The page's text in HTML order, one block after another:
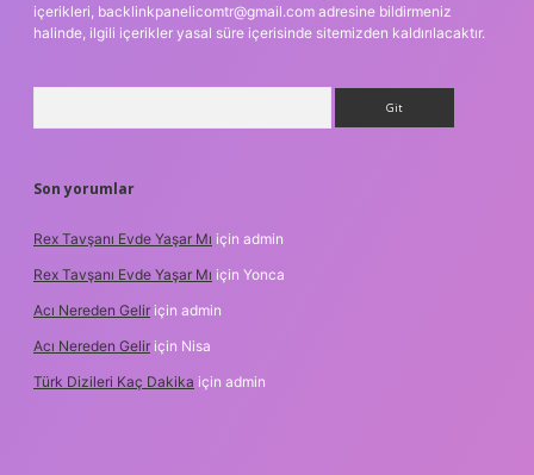
içerikleri, backlinkpanelicomtr@gmail.com adresine bildirmeniz
halinde, ilgili içerikler yasal süre içerisinde sitemizden kaldırılacaktır.
Son yorumlar
Rex Tavşanı Evde Yaşar Mı için admin
Rex Tavşanı Evde Yaşar Mı için Yonca
Acı Nereden Gelir için admin
Acı Nereden Gelir için Nisa
Türk Dizileri Kaç Dakika için admin